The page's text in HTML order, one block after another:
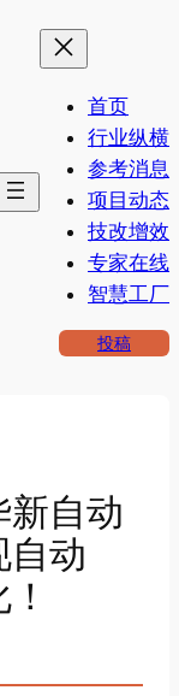
首页
行业纵横
参考消息
项目动态
技改增效
专家在线
智慧工厂
投稿
新自动
自动